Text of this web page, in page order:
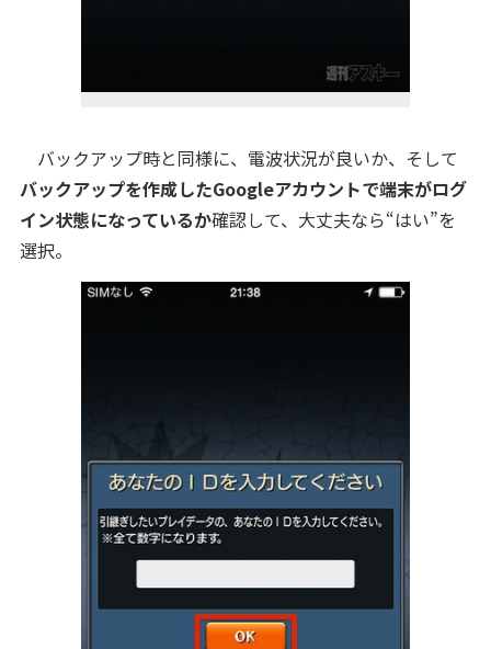
バックアップ時と同様に、電波状況が良いか、そして
バックアップを作成したGoogleアカウントで端末がログ
イン状態になっているか確認して、大丈夫なら“はい”を
選択。